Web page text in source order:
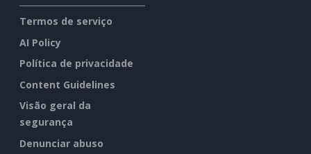
Termos de serviço
AI Policy
Política de privacidade
Content Guidelines
Visão geral da
segurança
Denunciar abuso